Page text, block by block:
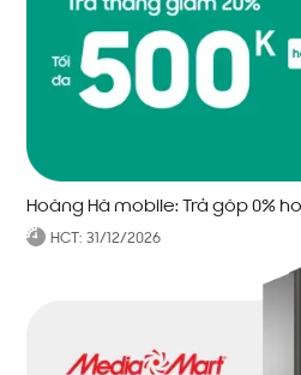
Hoàng Hà mobile: Trả góp 0%
HCT: 31/12/2026